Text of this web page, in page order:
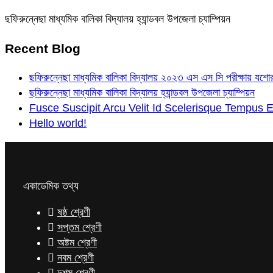
ছফিরুন্নেছা মাধ্যমিক বালিকা বিদ্যালয় হ্যান্ডবল উপজেলা চ্যাম্পিয়ন
Recent Blog
ছফিরুন্নেছা মাধ্যমিক বালিকা বিদ্যালয় ২০২৩ এস এস সি পরীক্ষায়
ছফিরুন্নেছা মাধ্যমিক বালিকা বিদ্যালয় হ্যান্ডবল উপজেলা চ্যাম্পিয়ন
Fusce Suscipit Arcu Velit Id Scelerisque Tempus
Hello world!
একাডেমিক তথ্য
ষষ্ঠ শ্রেণী
সপ্তম শ্রেণী
অষ্টম শ্রেণী
নবম শ্রেণী